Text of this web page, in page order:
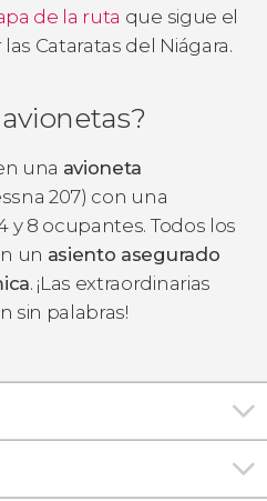
de la ruta que sigue el
Cataratas del Niágara.
una avioneta
207) con una
y 8 ocupantes. Todos los
un asiento asegurado
. ¡Las extraordinarias
sin palabras!